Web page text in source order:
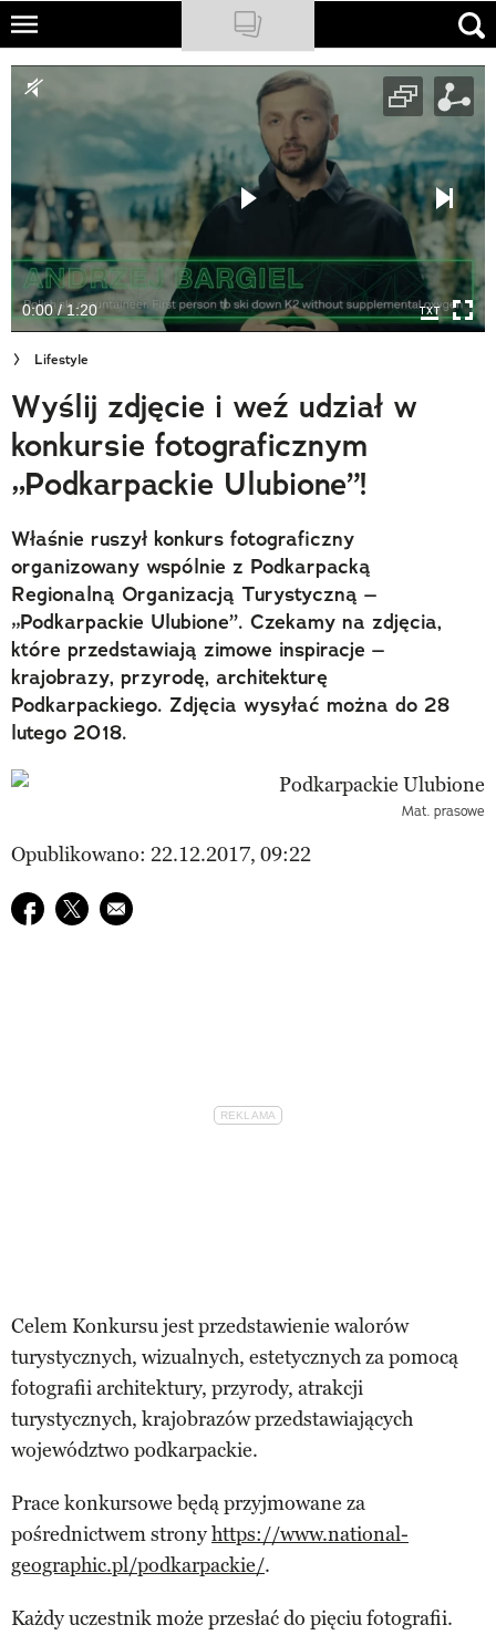
Skip
main
content
NATIONAL GEOGRAPHIC
TRAVELER
PODCASTY
Sklep
Newsletter
Cuda Polski
Wielki Konkurs Fotograficzny
Trendbook Podróżniczy
Polecane
0:00 / 1:20
Lifestyle
Wyślij zdjęcie i weź udział w
konkursie fotograficznym
„Podkarpackie Ulubione”!
Właśnie ruszył konkurs fotograficzny
organizowany wspólnie z Podkarpacką
Regionalną Organizacją Turystyczną –
„Podkarpackie Ulubione”. Czekamy na zdjęcia,
które przedstawiają zimowe inspiracje –
krajobrazy, przyrodę, architekturę
Podkarpackiego. Zdjęcia wysyłać można do 28
lutego 2018.
Mat. prasowe
Opublikowano: 22.12.2017, 09:22
Udostępnij na facebook
Udostępnij na twitter
E-mail do przyjaciela
Celem Konkursu jest przedstawienie walorów
turystycznych, wizualnych, estetycznych za pomocą
fotografii architektury, przyrody, atrakcji
turystycznych, krajobrazów przedstawiających
województwo podkarpackie.
Prace konkursowe będą przyjmowane za
pośrednictwem stronyhttps://www.national-
geographic.pl/podkarpackie/.
Każdy uczestnik może przesłać do pięciu fotografii.